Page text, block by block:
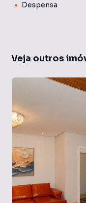
Despensa
Veja outros